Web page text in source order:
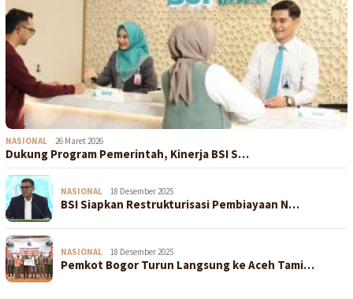
NASIONAL 26 Maret 2026
Dukung Program Pemerintah, Kinerja BSI S…
NASIONAL 18 Desember 2025
BSI Siapkan Restrukturisasi Pembiayaan N…
NASIONAL 18 Desember 2025
Pemkot Bogor Turun Langsung ke Aceh Tami…